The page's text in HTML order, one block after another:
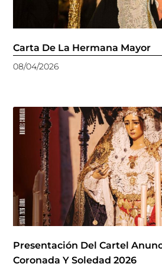
Carta De La Hermana Mayor
08/04/2026
Presentación Del Cartel
Coronada Y Soledad 2026